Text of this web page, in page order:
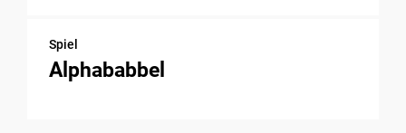
Spiel
Alphababbel